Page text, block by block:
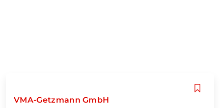
VMA-Getzmann GmbH